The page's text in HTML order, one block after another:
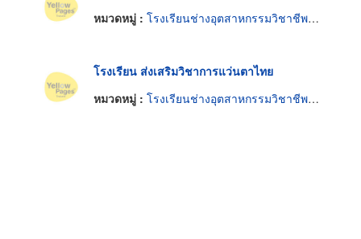
หมวดหมู่ : โรงเรียนช่างอุตสาหกรรมวิชาชีพและการค้า
โรงเรียน ส่งเสริมวิชาการแว่นตาไทย
หมวดหมู่ : โรงเรียนช่างอุตสาหกรรมวิชาชีพและการค้า